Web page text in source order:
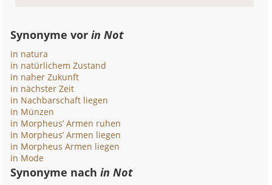
Synonyme vorin Not
in natura
in natürlichem Zustand
in naher Zukunft
in nächster Zeit
in Nachbarschaft liegen
in Münzen
in Morpheus’ Armen ruhen
in Morpheus’ Armen liegen
in Morpheus Armen liegen
in Mode
Synonyme nachin Not